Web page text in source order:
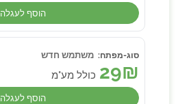
הוסף לעגלה
משתמש חדש
29₪ כולל מע"מ
הוסף לעגלה